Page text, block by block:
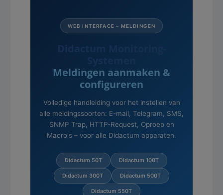
WEB INTERFACE – MELDINGEN
Didactum Monitoring-
Meldingen aanmaken &
configureren
Volledige handleiding voor het instellen van
alle meldingssoorten: E-mail, Telegram, SMS,
SNMP Trap, HTTP-Request, Oproep en
Macro's – voor alle Didactum apparaten.
Didactum 50T Didactum 100T
Didactum 300T Didactum 500T
Didactum 550T